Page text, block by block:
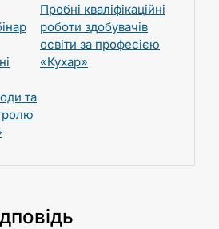
та
Пробні кваліфікаційні
роботи здобувачів
освіти за професією
«Кухар»